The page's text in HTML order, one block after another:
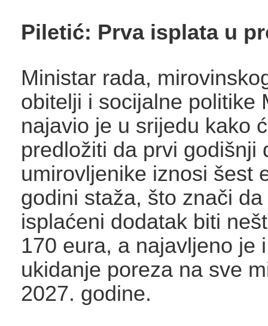
Piletić: Prva isplata u
Ministar rada,
obitelji i socijalne politike
najavio je u srijedu kako
predložiti da prvi godišnji
umirovljenike iznosi šest
godini staža, što znači
isplaćeni dodatak biti
170 eura, a najavljeno je
ukidanje poreza na sve
2027. godine.